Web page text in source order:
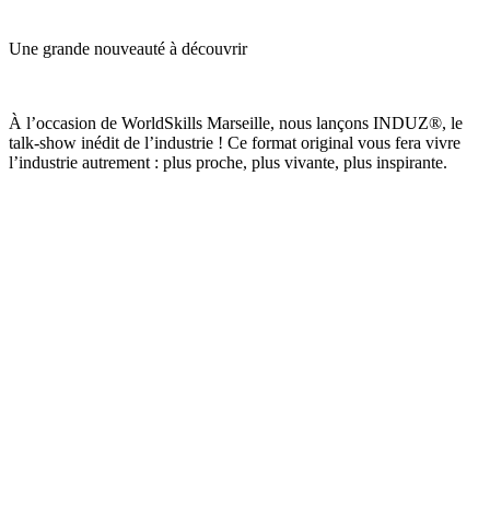
Une grande nouveauté à découvrir
À l’occasion de WorldSkills Marseille, nous lançons INDUZ®, le
talk-show inédit de l’industrie ! Ce format original vous fera vivre
l’industrie autrement : plus proche, plus vivante, plus inspirante.